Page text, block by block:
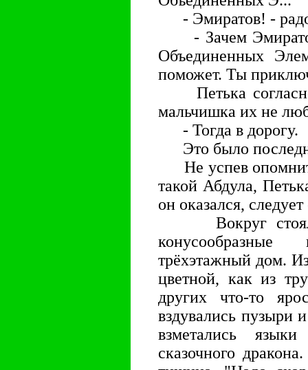
- Эмиратов! -
- Зачем
Объединенных
поможет. Ты
Петька согласно
мальчишка их не
- Тогда в дорогу.
Это было
Не успев
такой Абдула,
он оказался,
Вокруг стояли
трёхэтажный дом.
цветной, как из
других что-то
вздувались пузыри
взметались
сказочного